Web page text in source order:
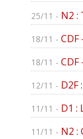
25/11 - N2 :
18/11 -
18/11 -
12/11 - D2F
11/11 - D1 :
11/11 - N2 :